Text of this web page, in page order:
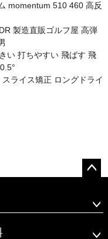
momentum 510 460 高反
製造直販ゴルフ屋 高弾
い 打ちやすい 飛ばす 飛
ライス矯正 ロングドライ
ップ